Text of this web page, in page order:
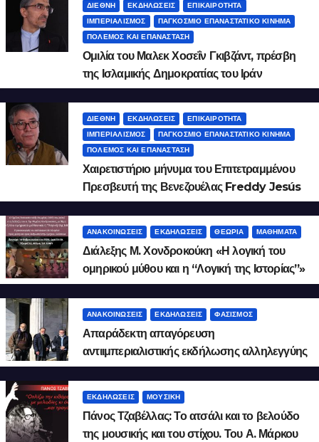
ΔΙΕΘΝΉ ΕΚΔΗΛΏΣΕΙΣ
ΕΠΙΚΑΙΡΌΤΗΤΑ
ΙΜΠΕΡΙΑΛΙΣΜΌΣ
ΠΑΓΚΌΣΜΙΟ ΕΠΑΝΑΣΤΑΤΙΚΌ ΚΊΝΗΜΑ
ΠΌΛΕΜΟΣ ΚΑΙ ΕΠΑΝΆΣΤΑΣΗ
Ομιλία του Μαλεκ Χοσεΐν Γκιβζάντ, πρέσβη
της Ισλαμικής Δημοκρατίας του Ιράν
ΔΙΕΘΝΉ ΕΚΔΗΛΏΣΕΙΣ
ΕΠΙΚΑΙΡΌΤΗΤΑ
ΙΜΠΕΡΙΑΛΙΣΜΌΣ
ΠΑΓΚΌΣΜΙΟ ΕΠΑΝΑΣΤΑΤΙΚΌ ΚΊΝΗΜΑ
ΠΌΛΕΜΟΣ ΚΑΙ ΕΠΑΝΆΣΤΑΣΗ
Χαιρετιστήριο μήνυμα του Επιτετραμμένου
Πρεσβευτή της Βενεζουέλας Freddy Jesús
Fernández Torres
ΑΝΑΚΟΙΝΏΣΕΙΣ ΕΚΔΗΛΏΣΕΙΣ ΘΕΩΡΊΑ ΜΑΘΉΜΑΤΑ
Διάλεξης Μ. Χονδροκούκη «Η λογική του
ομηρικού μύθου και η “Λογική της Ιστορίας”»
2026.2.9
ΑΝΑΚΟΙΝΏΣΕΙΣ ΕΚΔΗΛΏΣΕΙΣ ΦΑΣΙΣΜΌΣ
Απαράδεκτη απαγόρευση
αντιιμπεριαλιστικής εκδήλωσης αλληλεγγύης
στο Ιράν!
ΕΚΔΗΛΏΣΕΙΣ ΜΟΥΣΙΚΉ
Πάνος Τζαβέλλας: Το ατσάλι και το βελούδο
της μουσικής και του στίχου. Του Α. Μάρκου